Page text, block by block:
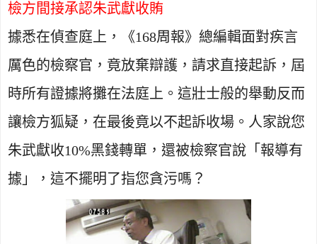
檢方間接承認朱武獻收賄
據悉在偵查庭上，《168周報》總編輯面對疾言
厲色的檢察官，竟放棄辯護，請求直接起訴，屆
時所有證據將攤在法庭上。這壯士般的舉動反而
讓檢方狐疑，在最後竟以不起訴收場。人家說您
朱武獻收10%黑錢轉單，還被檢察官說「報導有
據」，這不擺明了指您貪污嗎？